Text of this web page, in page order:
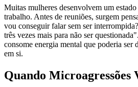
Muitas mulheres desenvolvem um
trabalho. Antes de reuniões, surgem
vou conseguir falar sem ser
três vezes mais para não ser
consome energia mental que poderia ser
em si.
Quando Microagressões